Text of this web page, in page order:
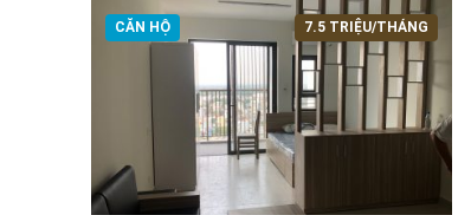
CĂN HỘ 7.5 TRIỆU/THÁNG